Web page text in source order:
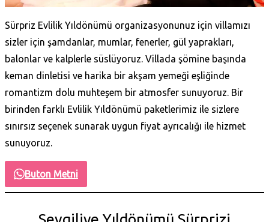
Sürpriz Evlilik Yıldönümü organizasyonunuz için villamızı
sizler için şamdanlar, mumlar, fenerler, gül yaprakları,
balonlar ve kalplerle süslüyoruz. Villada şömine başında
keman dinletisi ve harika bir akşam yemeği eşliğinde
romantizm dolu muhteşem bir atmosfer sunuyoruz. Bir
birinden farklı Evlilik Yıldönümü paketlerimiz ile sizlere
sınırsız seçenek sunarak uygun fiyat ayrıcalığı ile hizmet
sunuyoruz.
Buton Metni